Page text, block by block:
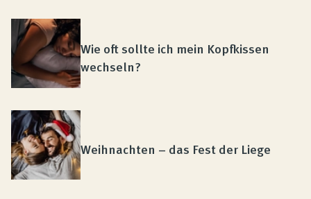
Wie oft sollte ich mein Kopfkissen
wechseln?
Weihnachten – das Fest der Liege